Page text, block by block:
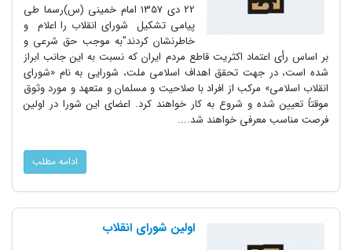
22 دى 1357 امام خمینی (س)رسما طی
پیامی تشکیل شورای انقلاب را اعلام و
خاطرنشان کردند"به موجب حق شرعى و
بر اساس رأى اعتماد اکثریت قاطع مردم ایران که نسبت به این جانب ابراز
شده است، در جهت تحقق اهداف اسلامى ملت، شورایى به نام «شوراى
انقلاب اسلامى» مرکب از افراد با صلاحیت و مسلمان و متعهد و مورد وثوق
موقتاً تعیین شده و شروع به کار خواهند کرد. اعضاى این شورا در اولین
فرصت مناسب معرفى خواهند شد....
ادامه مطلب
اولین شورای انقلاب